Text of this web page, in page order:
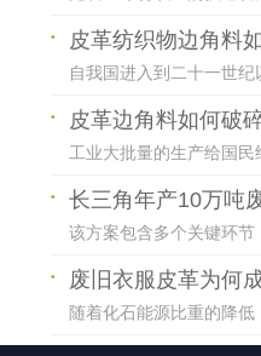
皮革纺织物边角料
自我国进入到二十一世
皮革边角料如何破
工业大批量的生产给国
长三角年产10万吨
该方案包含多个关键环节
废旧衣服皮革为何
随着化石能源比重的降低